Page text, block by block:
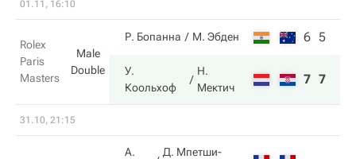
01.11, 16:10
Rolex
Paris
Masters
Male
Double
Р. Бопанна М. Эбден 6 5
У.
Коольхоф
Н.
Мектич
7 7
31.10, 21:15
А.
Д. Мпетши-